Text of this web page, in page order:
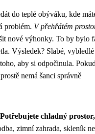
do teplé obýváku, kde
problém. V přehřátém
nové výhonky. To by bylo
Výsledek? Slabé, vybledlé
aby si odpočinula.
nemá šanci správně
Potřebujete chladný prostor,
zimní zahrada, skleník